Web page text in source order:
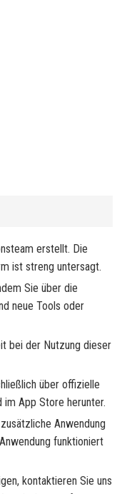
erstellt. Die
ist streng untersagt.
Sie über die
neue Tools oder
bei der Nutzung dieser
über offizielle
im App Store herunter.
Anwendung
funktioniert
kontaktieren Sie uns